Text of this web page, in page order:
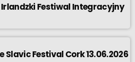
Festiwal Integracyjny
Slavic Festival Cork 13.06.2026